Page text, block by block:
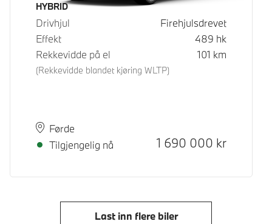
Drivstoff
HYBRID
Drivhjul
Firehjulsdrevet
Effekt
489 hk
Rekkevidde på el
(Rekkevidde blandet kjøring WLTP)
101 km
PlassFørde
Leveringstid
Tilgjengelig nå
Kontantpris
1 690 000 kr
Last inn flere biler